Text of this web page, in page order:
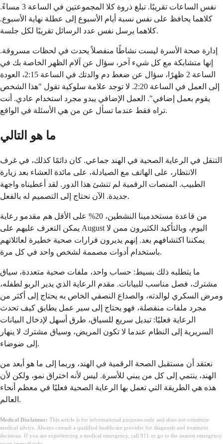
نفس الساعات تقريبًا. تبلغ ذروة كلا المجموعتين في الساعة 3 مساءً.
كلاهما يحافظ على نفس نسبة أيام الأسبوع إلى عطلة نهاية الأسبوع.
كلاهما يرسل نفس عدد الرسائل تقريبًا لكل جلسة.
إدارة صحة الأسرة ليست نشاطًا منفصلاً يحدث في لحظات مسروقة.
إنها متشابكة مع كل شيء آخر، سؤال عن آلام الظهر الخاصة بك في
الساعة 2 ظهرًا، سؤال عن ضغط دم والدتك في الساعة 2:15، العودة
إلى العمل في الساعة 2:20. لا توجد علامة سلوكية تقول "هذا الشخص
يقوم بعمل إضافي". العمل الإضافي يبدو مجرد استخدام عادي. أنت
تراه فقط عندما تسأل عن من هي الأسئلة في الواقع.
ما هو التالي
التنقل في الرعاية الصحية في الهند جماعي. كان دائمًا كذلك، في غرف
الانتظار، على الهاتف مع الصيادلة، على مائدة العشاء بعد زيارة
الطبيب. المنصات الرقمية لم تنشئ هذا الدور. لقد أعطيناه واجهة
جديدة. الآن نحتاج إلى التصميم له بالفعل.
من قاعدة مستخدمينا النشطين، 20% على الأقل هم مقدمو رعاية
يمكن التعرف عليهم على August اليوم، وبالتأكيد الكثيرون ممن لا
يمكننا اكتشافهم بعد. إنهم يديرون قرارات صحية خطيرة لعائلاتهم
باستخدام أدوات مصممة لشخص واحد في كل مرة.
ما يتطلبه ذلك بسيط: حساب واحد، ملفات صحية متعددة، سياق
مشترك، فصل مناسب للبيانات. مقدم الرعاية الذي يدير الربو لطفله،
ومرض السكري لوالدته، والصداع النصفي الخاص به يحتاج إلى أكثر من
مجرد ملفات منفصلة، فهو يحتاج إلى سير عمل يطابق كيف تحدث
الرعاية فعليًا: تبديل سريع للسياق، طرق أسهل لإدخال البيانات
السريرية إلى النظام عندما لا تكون المريض، وسياق مشترك لا ينهار
إلى ضوضاء.
نعتقد أن مستقبل الصحة الرقمية في الهند، وربما إلى ما هو أبعد من
الهند، ينتمي إلى كل من يبني للأسرة. ليس لأنه اختراق نمو، ولكن لأن
هذه هي الطريقة التي تعمل بها الرعاية الصحية فعليًا في معظم أنحاء
العالم.
Medical Disclaimer: This article is for informational purposes only and does not constitute
medical advice. Always consult a qualified healthcare provider for diagnosis and treatment
decisions. If you are experiencing a medical emergency, call 911 or go to the nearest emergency